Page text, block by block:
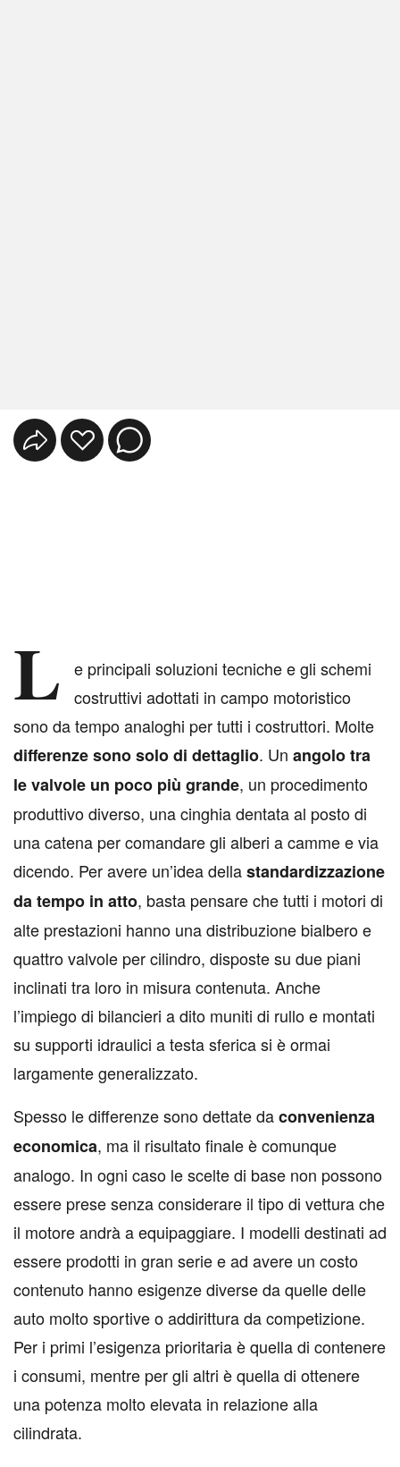
L
e principali soluzioni tecniche e gli schemi
costruttivi adottati in campo motoristico
sono da tempo analoghi per tutti i costruttori. Molte
differenze sono solo di dettaglio. Un angolo tra
le valvole un poco più grande, un procedimento
produttivo diverso, una cinghia dentata al posto di
una catena per comandare gli alberi a camme e via
dicendo. Per avere un’idea dellastandardizzazione
da tempo in atto, basta pensare che tutti i motori di
alte prestazioni hanno una distribuzione bialbero e
quattro valvole per cilindro, disposte su due piani
inclinati tra loro in misura contenuta. Anche
l’impiego di bilancieri a dito muniti di rullo e montati
su supporti idraulici a testa sferica si è ormai
largamente generalizzato.
Spesso le differenze sono dettate daconvenienza
economica, ma il risultato finale è comunque
analogo. In ogni caso le scelte di base non possono
essere prese senza considerare il tipo di vettura che
il motore andrà a equipaggiare. I modelli destinati ad
essere prodotti in gran serie e ad avere un costo
contenuto hanno esigenze diverse da quelle delle
auto molto sportive o addirittura da competizione.
Per i primi l’esigenza prioritaria è quella di contenere
i consumi, mentre per gli altri è quella di ottenere
una potenza molto elevata in relazione alla
cilindrata.